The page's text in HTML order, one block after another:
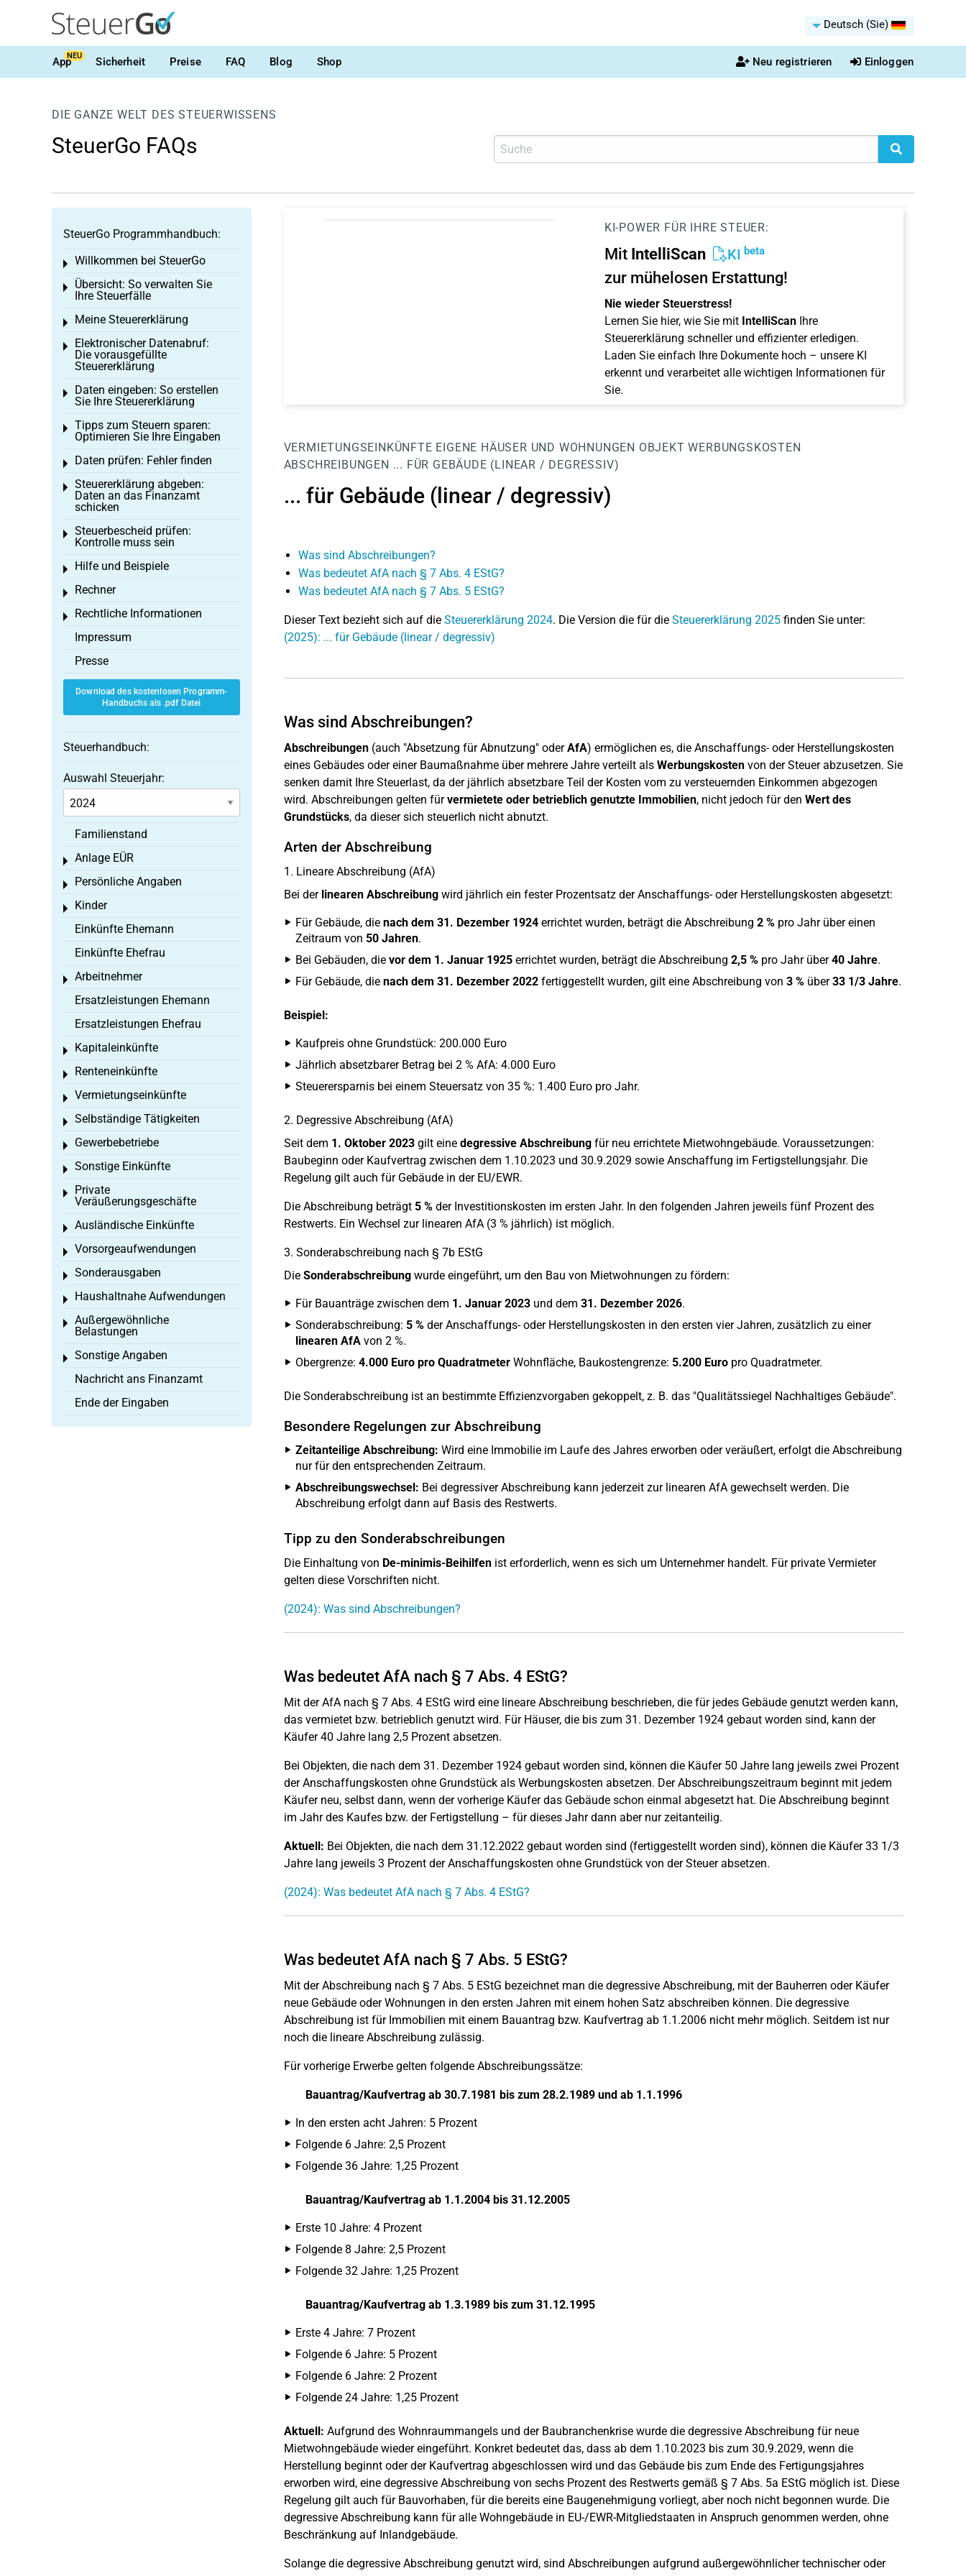
Deutsch (Sie)
AppNEU Sicherheit Preise FAQ Blog Shop Neu registrieren Einloggen
DIE GANZE WELT DES STEUERWISSENS
SteuerGo FAQs
KI-POWER FÜR IHRE STEUER:
Mit IntelliScan KI beta
zur mühelosen Erstattung!
Nie wieder Steuerstress!
Lernen Sie hier, wie Sie mit IntelliScanIhre
Steuererklärung schneller und effizienter erledigen.
Laden Sie einfach Ihre Dokumente hoch – unsere KI
erkennt und verarbeitet alle wichtigen Informationen für
Sie.
VERMIETUNGSEINKÜNFTE EIGENE HÄUSER UND WOHNUNGEN OBJEKTWERBUNGSKOSTEN
ABSCHREIBUNGEN ... FÜR GEBÄUDE (LINEAR / DEGRESSIV)
... für Gebäude (linear / degressiv)
Was sind Abschreibungen?
Was bedeutet AfA nach § 7 Abs. 4 EStG?
Was bedeutet AfA nach § 7 Abs. 5 EStG?
Dieser Text bezieht sich auf die Steuererklärung 2024. Die Version die für die Steuererklärung 2025finden Sie unter:
(2025): ... für Gebäude (linear / degressiv)
Was sind Abschreibungen?
Abschreibungen(auch "Absetzung für Abnutzung" oderAfA) ermöglichen es, die Anschaffungs- oder Herstellungskosten
eines Gebäudes oder einer Baumaßnahme über mehrere Jahre verteilt als Werbungskostenvon der Steuer abzusetzen. Sie
senken damit Ihre Steuerlast, da der jährlich absetzbare Teil der Kosten vom zu versteuernden Einkommen abgezogen
wird. Abschreibungen gelten fürvermietete oder betrieblich genutzte Immobilien, nicht jedoch für den Wert des
Grundstücks, da dieser sich steuerlich nicht abnutzt.
Arten der Abschreibung
1. Lineare Abschreibung (AfA)
Bei der linearen Abschreibungwird jährlich ein fester Prozentsatz der Anschaffungs- oder Herstellungskosten abgesetzt:
Für Gebäude, die nach dem 31. Dezember 1924errichtet wurden, beträgt die Abschreibung 2 %pro Jahr über einen
Zeitraum von 50 Jahren.
Bei Gebäuden, die vor dem 1. Januar 1925errichtet wurden, beträgt die Abschreibung 2,5 %pro Jahr über40 Jahre.
Für Gebäude, die nach dem 31. Dezember 2022fertiggestellt wurden, gilt eine Abschreibung von 3 %über33 1/3 Jahre.
Beispiel:
Kaufpreis ohne Grundstück: 200.000 Euro
Jährlich absetzbarer Betrag bei 2 % AfA: 4.000 Euro
Steuerersparnis bei einem Steuersatz von 35 %: 1.400 Euro pro Jahr.
2. Degressive Abschreibung (AfA)
Seit dem 1. Oktober 2023gilt eine degressive Abschreibungfür neu errichtete Mietwohngebäude. Voraussetzungen:
Baubeginn oder Kaufvertrag zwischen dem 1.10.2023 und 30.9.2029 sowie Anschaffung im Fertigstellungsjahr. Die
Regelung gilt auch für Gebäude in der EU/EWR.
Die Abschreibung beträgt 5 % der Investitionskosten im ersten Jahr. In den folgenden Jahren jeweils fünf Prozent des
Restwerts. Ein Wechsel zur linearen AfA (3 % jährlich) ist möglich.
3. Sonderabschreibung nach § 7b EStG
Die Sonderabschreibungwurde eingeführt, um den Bau von Mietwohnungen zu fördern:
Für Bauanträge zwischen dem 1. Januar 2023und dem 31. Dezember 2026.
Sonderabschreibung: 5 %der Anschaffungs- oder Herstellungskosten in den ersten vier Jahren, zusätzlich zu einer
linearen AfAvon 2 %.
Obergrenze: 4.000 Euro pro QuadratmeterWohnfläche, Baukostengrenze: 5.200 Europro Quadratmeter.
Die Sonderabschreibung ist an bestimmte Effizienzvorgaben gekoppelt, z. B. das "Qualitätssiegel Nachhaltiges Gebäude".
Besondere Regelungen zur Abschreibung
Zeitanteilige Abschreibung: Wird eine Immobilie im Laufe des Jahres erworben oder veräußert, erfolgt die Abschreibung
nur für den entsprechenden Zeitraum.
Abschreibungswechsel: Bei degressiver Abschreibung kann jederzeit zur linearen AfA gewechselt werden. Die
Abschreibung erfolgt dann auf Basis des Restwerts.
Tipp zu den Sonderabschreibungen
Die Einhaltung von De-minimis-Beihilfenist erforderlich, wenn es sich um Unternehmer handelt. Für private Vermieter
gelten diese Vorschriften nicht.
(2024): Was sind Abschreibungen?
Was bedeutet AfA nach § 7 Abs. 4 EStG?
Mit der AfA nach § 7 Abs. 4 EStG wird eine lineare Abschreibung beschrieben, die für jedes Gebäude genutzt werden kann,
das vermietet bzw. betrieblich genutzt wird. Für Häuser, die bis zum 31. Dezember 1924 gebaut worden sind, kann der
Käufer 40 Jahre lang 2,5 Prozent absetzen.
Bei Objekten, die nach dem 31. Dezember 1924 gebaut worden sind, können die Käufer 50 Jahre lang jeweils zwei Prozent
der Anschaffungskosten ohne Grundstück als Werbungskosten absetzen. Der Abschreibungszeitraum beginnt mit jedem
Käufer neu, selbst dann, wenn der vorherige Käufer das Gebäude schon einmal abgesetzt hat. Die Abschreibung beginnt
im Jahr des Kaufes bzw. der Fertigstellung – für dieses Jahr dann aber nur zeitanteilig.
Aktuell: Bei Objekten, die nach dem 31.12.2022 gebaut worden sind (fertiggestellt worden sind), können die Käufer 33 1/3
Jahre lang jeweils 3 Prozent der Anschaffungskosten ohne Grundstück von der Steuer absetzen.
(2024): Was bedeutet AfA nach § 7 Abs. 4 EStG?
Was bedeutet AfA nach § 7 Abs. 5 EStG?
Mit der Abschreibung nach § 7 Abs. 5 EStG bezeichnet man die degressive Abschreibung, mit der Bauherren oder Käufer
neue Gebäude oder Wohnungen in den ersten Jahren mit einem hohen Satz abschreiben können. Die degressive
Abschreibung ist für Immobilien mit einem Bauantrag bzw. Kaufvertrag ab 1.1.2006 nicht mehr möglich. Seitdem ist nur
noch die lineare Abschreibung zulässig.
Für vorherige Erwerbe gelten folgende Abschreibungssätze:
Bauantrag/Kaufvertrag ab 30.7.1981 bis zum 28.2.1989 und ab 1.1.1996
In den ersten acht Jahren: 5 Prozent
Folgende 6 Jahre: 2,5 Prozent
Folgende 36 Jahre: 1,25 Prozent
Bauantrag/Kaufvertrag ab 1.1.2004 bis 31.12.2005
Erste 10 Jahre: 4 Prozent
Folgende 8 Jahre: 2,5 Prozent
Folgende 32 Jahre: 1,25 Prozent
Bauantrag/Kaufvertrag ab 1.3.1989 bis zum 31.12.1995
Erste 4 Jahre: 7 Prozent
Folgende 6 Jahre: 5 Prozent
Folgende 6 Jahre: 2 Prozent
Folgende 24 Jahre: 1,25 Prozent
Aktuell: Aufgrund des Wohnraummangels und der Baubranchenkrise wurde die degressive Abschreibung für neue
Mietwohngebäude wieder eingeführt. Konkret bedeutet das, dass ab dem 1.10.2023 bis zum 30.9.2029, wenn die
Herstellung beginnt oder der Kaufvertrag abgeschlossen wird und das Gebäude bis zum Ende des Fertigungsjahres
erworben wird, eine degressive Abschreibung von sechs Prozent des Restwerts gemäß § 7 Abs. 5a EStG möglich ist. Diese
Regelung gilt auch für Bauvorhaben, für die bereits eine Baugenehmigung vorliegt, aber noch nicht begonnen wurde. Die
degressive Abschreibung kann für alle Wohngebäude in EU-/EWR-Mitgliedstaaten in Anspruch genommen werden, ohne
Beschränkung auf Inlandgebäude.
Solange die degressive Abschreibung genutzt wird, sind Abschreibungen aufgrund außergewöhnlicher technischer oder
SteuerGo Programmhandbuch:
Willkommen bei SteuerGo
Toggle menu
Übersicht: So verwalten Sie
Ihre Steuerfälle
Toggle menu
Meine Steuererklärung
Toggle menu
Elektronischer Datenabruf:
Die vorausgefüllte
Steuererklärung
Toggle menu
Daten eingeben: So erstellen
Sie Ihre Steuererklärung
Toggle menu
Tipps zum Steuern sparen:
Optimieren Sie Ihre Eingaben
Toggle menu
Daten prüfen: Fehler finden
Toggle menu
Steuererklärung abgeben:
Daten an das Finanzamt
schicken
Toggle menu
Steuerbescheid prüfen:
Kontrolle muss sein
Toggle menu
Hilfe und Beispiele
Toggle menu
Rechner
Toggle menu
Rechtliche Informationen
Toggle menu
Impressum
Presse
Download des kostenlosen Programm-
Handbuchs als .pdf Datei
Steuerhandbuch:
Auswahl Steuerjahr:
Familienstand
Anlage EÜR
Toggle menu
Persönliche Angaben
Toggle menu
Kinder
Toggle menu
Einkünfte Ehemann
Einkünfte Ehefrau
Arbeitnehmer
Toggle menu
Ersatzleistungen Ehemann
Ersatzleistungen Ehefrau
Kapitaleinkünfte
Toggle menu
Renteneinkünfte
Toggle menu
Vermietungseinkünfte
Toggle menu
Selbständige Tätigkeiten
Toggle menu
Gewerbebetriebe
Toggle menu
Sonstige Einkünfte
Toggle menu
Private
Veräußerungsgeschäfte
Toggle menu
Ausländische Einkünfte
Toggle menu
Vorsorgeaufwendungen
Toggle menu
Sonderausgaben
Toggle menu
Haushaltnahe Aufwendungen
Toggle menu
Außergewöhnliche
Belastungen
Toggle menu
Sonstige Angaben
Toggle menu
Nachricht ans Finanzamt
Ende der Eingaben